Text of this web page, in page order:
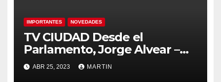
IMPORTANTES NOVEDADES
TV CIUDAD Desde el
Parlamento, Jorge Alvear –
Votación reforma Seguridad
Social
ABR 25, 2023 MARTIN